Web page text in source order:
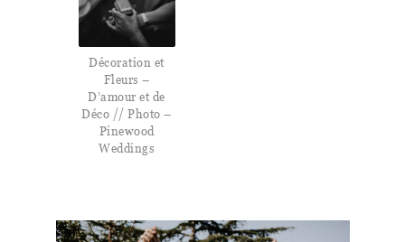
Décoration et
Fleurs –
D’amour et de
Déco // Photo –
Pinewood
Weddings